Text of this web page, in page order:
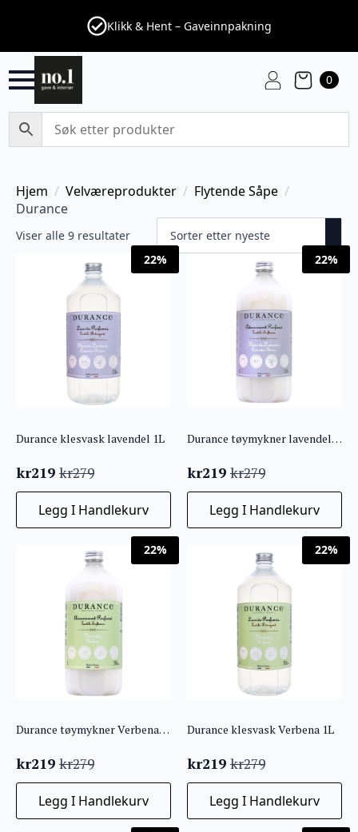
Klikk & Hent – Gaveinnpakning
0
Hjem Velværeprodukter
Flytende Såpe
Durance
Viser alle 9 resultaterSortert
etter
nyeste
22%
Durance klesvask lavendel 1L
kr279
Opprinnelig
pris
var:
kr279.
kr219
Nåværende
pris
kr219.
Legg I Handlekurv
22%
Durance tøymykner lavendel 1L
kr279
Opprinnelig
pris
var:
kr279.
kr219
Nåværende
pris
kr219.
Legg I Handlekurv
22%
Durance tøymykner Verbena 1L
kr279
Opprinnelig
pris
var:
kr279.
kr219
Nåværende
pris
kr219.
Legg I Handlekurv
22%
Durance klesvask Verbena 1L
kr279
Opprinnelig
pris
var:
kr279.
kr219
Nåværende
pris
kr219.
Legg I Handlekurv